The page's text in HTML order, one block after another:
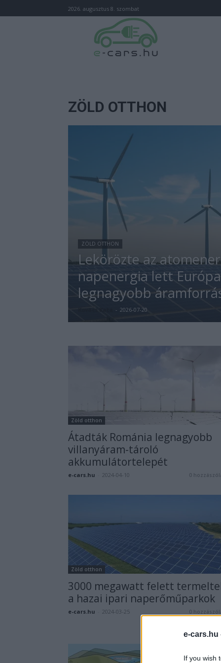
e-cars.hu
If you wish
2026. augusztus 8. szombat
ZÖLD OTTHON
ZÖLD OTTHON
Lekörözte az
napenergia lett Európa
legnagyobb
- 2026-07-20
Zöld otthon
Átadták Románia legnagyobb
villanyáram-tároló
akkumulátortelepét
e-cars.hu 2024-04-10 0
Zöld otthon
3000 megawatt felett
a hazai ipari naperőműparkok
e-cars.hu 2024-03-25 0